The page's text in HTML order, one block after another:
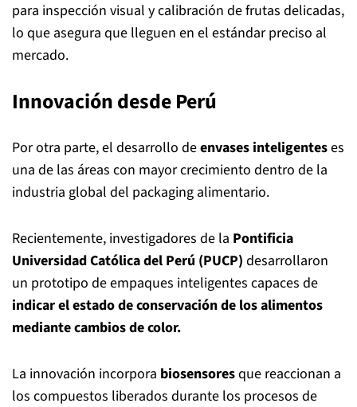
para inspección visual y calibración de frutas delicadas,
lo que asegura que lleguen en el estándar preciso al
mercado.
Innovación desde Perú
Por otra parte, el desarrollo deenvases inteligenteses
una de las áreas con mayor crecimiento dentro de la
industria global del packaging alimentario.
Recientemente, investigadores de la Pontificia
Universidad Católica del Perú (PUCP) desarrollaron
un prototipo de empaques inteligentes capaces de
indicar el estado de conservación de los alimentos
mediante cambios de color.
La innovación incorpora biosensoresque reaccionan a
los compuestos liberados durante los procesos de